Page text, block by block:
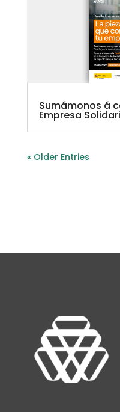
Sumámonos á
Empresa
« Older Entries